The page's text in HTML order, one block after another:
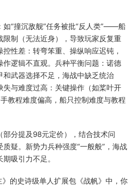
如“撞沉敌舰”任务被批“反人类”——船
限制（无法近身），导致玩家反复重
性差：转弯笨重、操纵响应迟钝，
作逻辑不直观。兵种平衡问题：诺德
和武器选择不足，海战中缺乏统治
失与难度过高：关键操作（如桨叶开
教程难度偏高，船只控制难度与教程
部分提及98元定价），结合技术问
疑。新势力兵种强度“一般般”，海战
吸引力不足。
的史诗级单人扩展包《战帆》中，你